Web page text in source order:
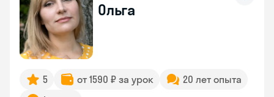
Ольга
5 от 1590 ₽ за урок
20 лет опыта